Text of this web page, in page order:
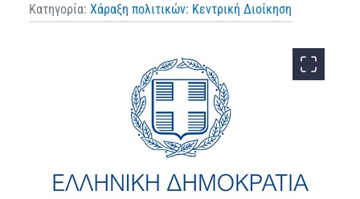
Κατηγορία: Χάραξη πολιτικών: Κεντρική Διοίκηση